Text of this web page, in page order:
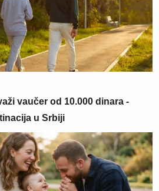
vaučer od 10.000 dinara -
u Srbiji